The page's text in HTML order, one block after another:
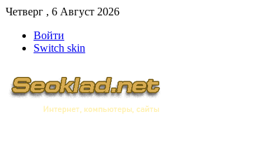
Четверг , 6 Август 2026
Войти
Switch skin